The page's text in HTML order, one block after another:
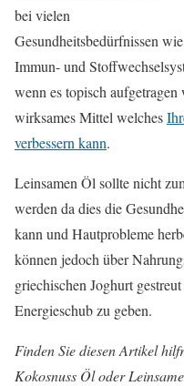
bei vielen
Gesundheitsbedürfnissen
Immun- und
wenn es topisch
wirksames Mittel welches
verbessern kann.
Leinsamen Öl sollte nicht
werden da dies die
kann und Hautprobleme
können jedoch über
griechischen Joghurt
Energieschub zu geben.
Finden Sie diesen Artikel
Kokosnuss Öl oder